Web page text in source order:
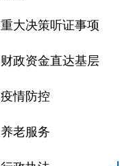
重大决策听证事项
财政资金直达基层
疫情防控
养老服务